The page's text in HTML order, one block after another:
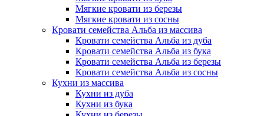
Мягкие кровати из березы
Мягкие кровати из сосны
Кровати семейства Альба из массива
Кровати семейства Альба из дуба
Кровати семейства Альба из бука
Кровати семейства Альба из березы
Кровати семейства Альба из сосны
Кухни из массива
Кухни из дуба
Кухни из бука